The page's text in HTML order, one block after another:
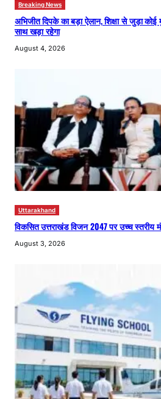
Breaking News
अभिजीत दिपके का बड़ा ऐलान, शिक्षा से जुड़ा कोई
साथ खड़ा रहेगा
August 4, 2026
Uttarakhand
विकसित उत्तराखंड विजन 2047 पर उच्च स्तरीय
August 3, 2026